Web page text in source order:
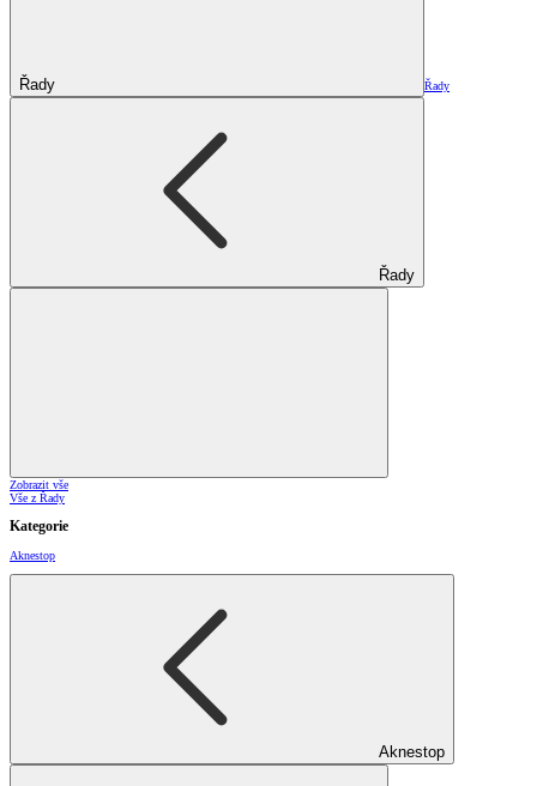
Řady Řady
Řady
Zobrazit vše
Vše z Řady
Kategorie
Aknestop
Aknestop